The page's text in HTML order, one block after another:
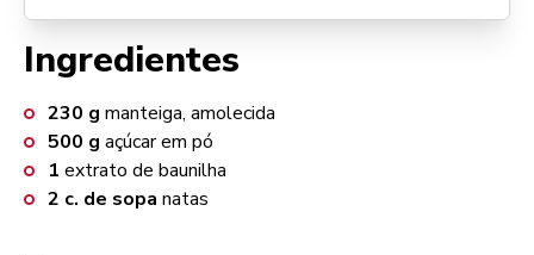
Ingredientes
230 g manteiga, amolecida
500 g açúcar em pó
1 extrato de baunilha
2 c. de sopa natas